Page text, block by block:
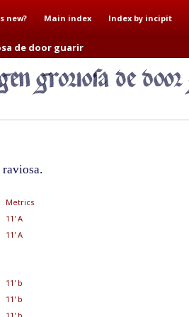
new? Main index Index by incipit
de door guarir
raviosa.
Metrics
11' A
11' A
11' b
11' b